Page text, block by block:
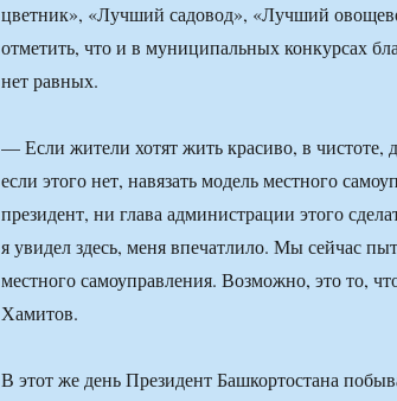
цветник», «Лучший садовод», «Лучший
отметить, что и в муниципальных конкурсах
нет равных.
— Если жители хотят жить красиво, в
если этого нет, навязать модель местного
президент, ни глава администрации этого
я увидел здесь, меня впечатлило. Мы сейчас
местного самоуправления. Возможно, это то,
Хамитов.
В этот же день Президент Башкортостана